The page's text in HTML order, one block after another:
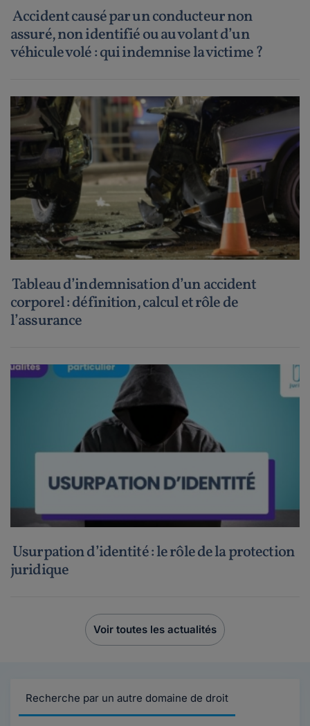
Accident causé par un conducteur non
assuré, non identifié ou au volant d’un
véhicule volé : qui indemnise la victime ?
Tableau d’indemnisation d’un accident
corporel : définition, calcul et rôle de
l’assurance
Usurpation d’identité : le rôle de la protection
juridique
Voir toutes les actualités
Recherche par un autre domaine de droit